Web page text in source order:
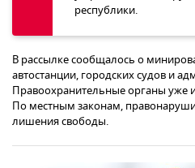
республики.
В рассылке сообщалось о
автостанции, городских судов и
Правоохранительные органы уже
По местным законам,
лишения свободы.